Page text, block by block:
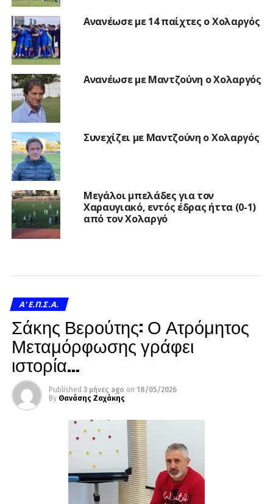
Ανανέωσε με 14 παίχτες ο Χολαργός
Ανανέωσε με Μαντζούνη ο Χολαργός
Συνεχίζει με Μαντζούνη ο Χολαργός
Μεγάλοι μπελάδες για τον
Χαραυγιακό, εντός έδρας ήττα (0-1)
από τον Χολαργό
A' Ε.Π.Σ.Α.
Σάκης Βερούτης: Ο Ατρόμητος
Μεταμόρφωσης γράφει
ιστορία…
Published 3 μήνες ago on 18/05/2026
By Θανάσης Ζαχάκης